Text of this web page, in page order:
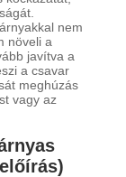
nem
növeli a
javítva a
a csavar
meghúzás
vagy az